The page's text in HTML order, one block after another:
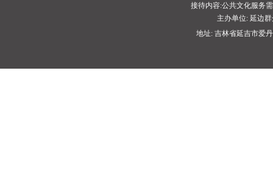
接待内容:公共文化服务
主办单位: 延
地址: 吉林省延吉市爱